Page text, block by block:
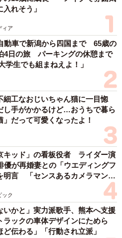
（短期入所生活介護）」で
または要介護1〜5の認定を受
、要介護認定の有効期間のお
上限があり、ケアプランに基
」が適用されます。そのため
己負担があります。滞在費
負担ですが、所得に応じて
）」が受けられます。
ては、多床室（相部屋）の場
円程度。ユニット型個室の
れそう」
ィア
動車で新潟から四国まで 65歳の
4日の旅 パーキングの休憩まで
生でも組まねえよ！」
細工なおじいちゃん猫に一目惚
手がかかるけど…おうちで暮ら
」だって可愛くなったよ！
キッド」の看板役者 ライダー演
優が再婚妻との「ウエディングフ
明言 「センスあるカメラマン求
ック
いかと」実力派歌手、熊本へ支援
ックの車体デザインにためら
伝わる」「行動され立派」